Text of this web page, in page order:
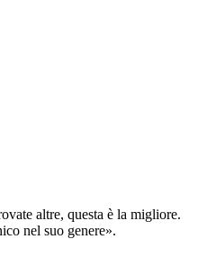
altre, questa è la migliore.
nel suo genere».